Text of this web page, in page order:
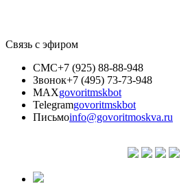
Связь с эфиром
СМС+7 (925) 88-88-948
Звонок+7 (495) 73-73-948
MAXgovoritmskbot
Telegramgovoritmskbot
Письмоinfo@govoritmoskva.ru